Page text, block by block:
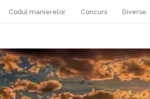
Codul manierelor Concurs Diverse